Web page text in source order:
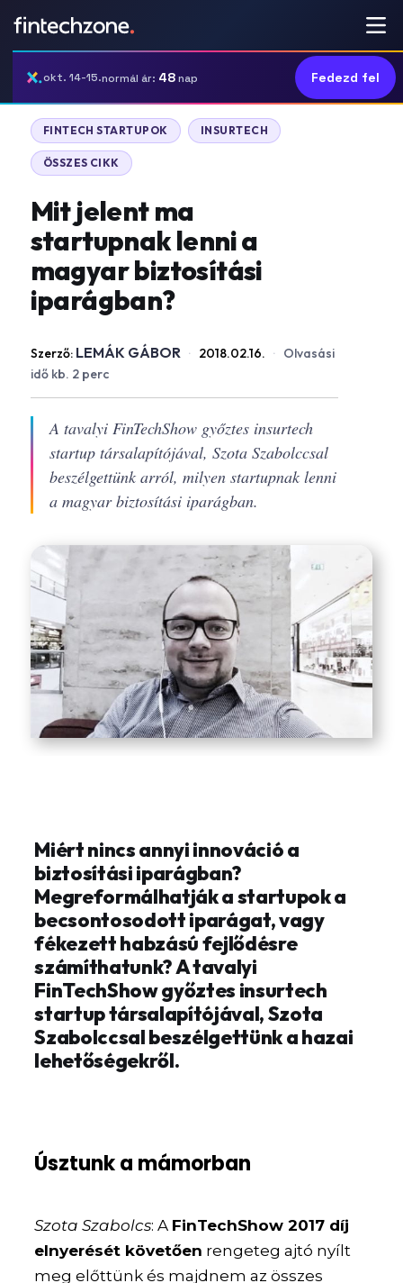
okt. 14-15.normál ár: 48nap Fedezd fel
FINTECH STARTUPOK INSURTECH
ÖSSZES CIKK
Mit jelent ma
startupnak lenni a
magyar biztosítási
iparágban?
Szerző: LEMÁK GÁBOR · 2018.02.16. · Olvasási
idő kb. 2 perc
A tavalyi FinTechShow győztes insurtech
startup társalapítójával, Szota Szabolccsal
beszélgettünk arról, milyen startupnak lenni
a magyar biztosítási iparágban.
Miért nincs annyi innováció a
biztosítási iparágban?
Megreformálhatják a startupok a
becsontosodott iparágat, vagy
fékezett habzású fejlődésre
számíthatunk? A tavalyi
FinTechShow győztes insurtech
startup társalapítójával, Szota
Szabolccsal beszélgettünk a hazai
lehetőségekről.
Úsztunk a mámorban
Szota Szabolcs: A FinTechShow 2017 díj
elnyerését követően rengeteg ajtó nyílt
meg előttünk és majdnem az összes